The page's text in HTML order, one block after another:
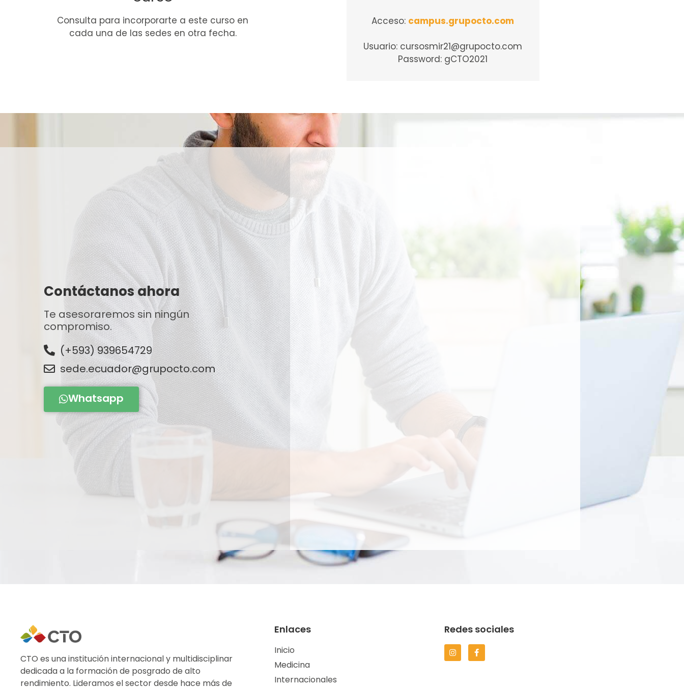
Consulta para incorporarte a este curso en
cada una de las sedes en otra fecha.
Acceso: campus.grupocto.com
Usuario: cursosmir21@grupocto.com
Password: gCTO2021
Contáctanos ahora
Te asesoraremos sin ningún
compromiso.
(+593) 939654729
sede.ecuador@grupocto.com
Whatsapp
CTO es una institución internacional y multidisciplinar
dedicada a la formación de posgrado de alto
rendimiento. Lideramos el sector desde hace más de
Enlaces
Inicio
Medicina
Internacionales
Redes sociales